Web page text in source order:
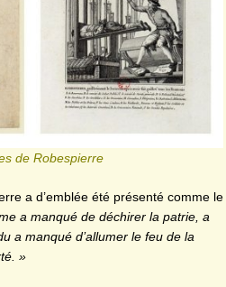
de Robespierre
a d’emblée été présenté comme le
a manqué de déchirer la patrie, a
a manqué d’allumer le feu de la
»